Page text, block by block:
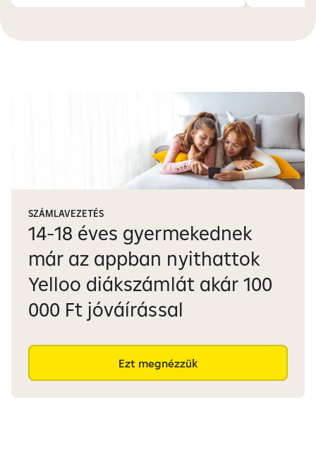
SZÁMLAVEZETÉS
14-18 éves gyermekednek
már az appban nyithattok
Yelloo diákszámlát akár 100
000 Ft jóváírással
Ezt megnézzük